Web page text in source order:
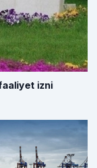
izni